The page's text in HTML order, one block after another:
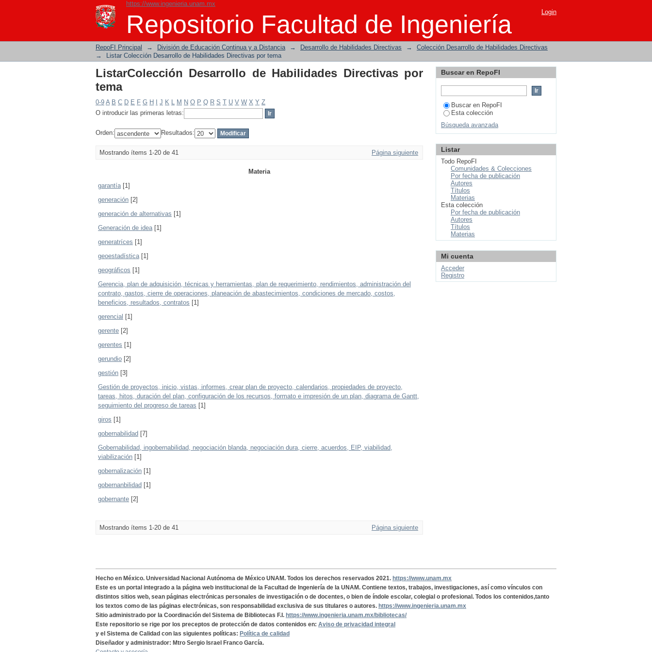
https://www.ingenieria.unam.mx
Repositorio Facultad de Ingeniería
ListarColección Desarrollo de Habilidades Directivas por tema Login
RepoFI Principal → División de Educación Continua y a Distancia → Desarrollo de Habilidades Directivas →
Colección Desarrollo de Habilidades Directivas
→
Listar Colección Desarrollo de Habilidades Directivas por tema
ListarColección Desarrollo de Habilidades Directivas por
tema
0-9 A B C D E F G H J K L M N O P Q R S T U V W X Y Z
O introducir las primeras letras:
Orden: Resultados:
Mostrando ítems 1-20 de 41 Página siguiente
Materia
garantía[1]
generación [2]
generación de alternativas [1]
Generación de idea[1]
generatríces [1]
geoestadística[1]
geográficos [1]
Gerencia, plan de adquisición, técnicas y herramientas, plan de requerimiento, rendimientos, administración del
contrato, gastos, cierre de operaciones, planeación de abastecimientos, condiciones de mercado, costos,
beneficios, resultados, contratos [1]
gerencial [1]
gerente [2]
gerentes [1]
gerundio [2]
gestión [3]
Gestión de proyectos, inicio, vistas, informes, crear plan de proyecto, calendarios, propiedades de proyecto,
tareas, hitos, duración del plan, configuración de los recursos, formato e impresión de un plan, diagrama de Gantt,
seguimiento del progreso de tareas [1]
giros [1]
gobernabilidad [7]
Gobernabilidad, ingobernabilidad, negociación blanda, negociación dura, cierre, acuerdos, EIP, viabilidad,
viabilización [1]
gobernalización [1]
gobernanbilidad [1]
gobernante [2]
Mostrando ítems 1-20 de 41 Página siguiente
Buscar en RepoFI
Buscar en RepoFI
Esta colección
Búsqueda avanzada
Listar
Todo RepoFI
Comunidades & Colecciones
Por fecha de publicación
Autores
Títulos
Materias
Esta colección
Por fecha de publicación
Autores
Títulos
Materias
Mi cuenta
Acceder
Registro
Hecho en México. Universidad Nacional Autónoma de México UNAM. Todos los derechos reservados 2021. https://www.unam.mx
Este es un portal integrado a la página web institucional de la Facultad de Ingeniería de la UNAM. Contiene textos, trabajos, investigaciones, así como vínculos con
distintos sitios web, sean páginas electrónicas personales de investigación o de docentes, o bien de índole escolar, colegial o profesional. Todos los contenidos,tanto
los textos como de las páginas electrónicas, son responsabilidad exclusiva de sus titulares o autores. https://www.ingenieria.unam.mx
Sitio administrado por la Coordinación del Sistema de Bibliotecas F.I. https://www.ingenieria.unam.mx/bibliotecas/
Este repositorio se rige por los preceptos de protección de datos contenidos en: Aviso de privacidad integral
y el Sistema de Calidad con las siguientes políticas: Política de calidad
Diseñador y administrador: Mtro Sergio Israel Franco García.